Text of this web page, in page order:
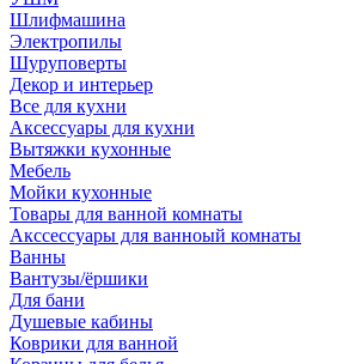
Шлифмашина
Электропилы
Шуруповерты
Декор и интерьер
Все для кухни
Аксессуары для кухни
Вытяжки кухонные
Мебель
Мойки кухонные
Товары для ванной комнаты
Акссессуары для ванноый комнаты
Ванны
Вантузы/ёршики
Для бани
Душевые кабины
Коврики для ванной